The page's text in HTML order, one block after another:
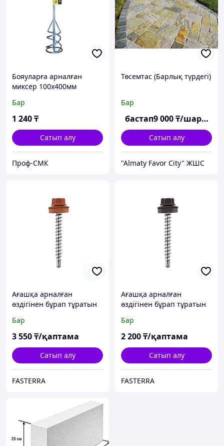
Бояуларға арналған
миксер 100х400мм
Бар
1 240₸
Сатып алу
Проф-СМК
Төсемтас (Барлық түрдегі)
Бар
бастап9 000₸/шаршы м
Сатып алу
"Almaty Favor City" ЖШС
Ағашқа арналған
өздігінен бұрап тұратын
RAL8004 (250 дана)
Бар
3 550₸/қаптама
Сатып алу
FASTERRA
Ағашқа арналған
өздігінен бұрап тұратын
RAL8019 (100 дана)
Бар
2 200₸/қаптама
Сатып алу
FASTERRA